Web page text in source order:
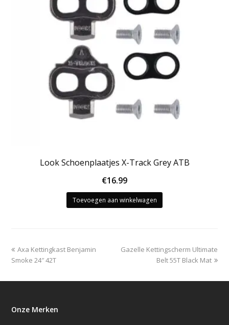
Look Schoenplaatjes X-Track Grey ATB
€16.99
Toevoegen aan winkelwagen
previous
post:
Axa Kettingkast Benjamin
Smoke 24″ 42T
next
Gazelle Kettingscherm Ultimate
Belt 55T Black Mat
Onze Merken